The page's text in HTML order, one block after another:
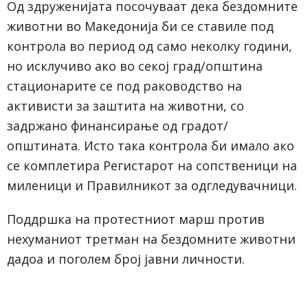
Од здруженијата посочуваат дека бездомните
животни во Македонија би се ставиле под
контрола во период од само неколку години,
но исклучиво ако во секој град/општина
стационарите се под раководство на
активисти за заштита на животни, со
задржано финансирање од градот/
општината. Исто така контрола би имало ако
се комплетира Регистарот на сопственици на
миленици и Правилникот за одгледувачници.
Поддршка на протестниот марш против
нехуманиот третман на бездомните животни
дадоа и поголем број јавни личности.